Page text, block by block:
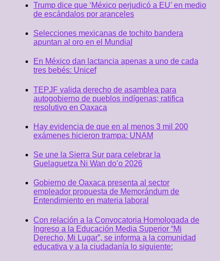
Trump dice que ‘México perjudicó a EU’ en medio
de escándalos por aranceles
Selecciones mexicanas de tochito bandera
apuntan al oro en el Mundial
En México dan lactancia apenas a uno de cada
tres bebés: Unicef
TEPJF valida derecho de asamblea para
autogobierno de pueblos indígenas; ratifica
resolutivo en Oaxaca
Hay evidencia de que en al menos 3 mil 200
exámenes hicieron trampa: UNAM
Se une la Sierra Sur para celebrar la
Guelaguetza Ni Wan do’o 2026
Gobierno de Oaxaca presenta al sector
empleador propuesta de Memorándum de
Entendimiento en materia laboral
Con relación a la Convocatoria Homologada de
Ingreso a la Educación Media Superior “Mi
Derecho, Mi Lugar”, se informa a la comunidad
educativa y a la ciudadanía lo siguiente: